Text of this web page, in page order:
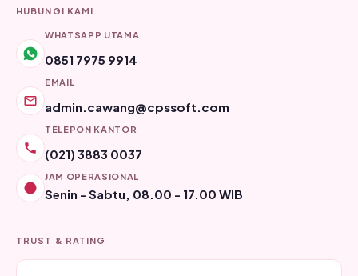
HUBUNGI KAMI
WHATSAPP UTAMA
0851 7975 9914
EMAIL
admin.cawang@cpssoft.com
TELEPON KANTOR
(021) 3883 0037
JAM OPERASIONAL
Senin - Sabtu, 08.00 - 17.00 WIB
TRUST & RATING